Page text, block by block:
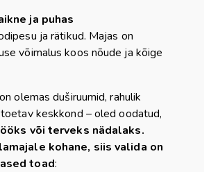
ja puhas
ja rätikud. Majas on
võimalus koos nõude ja kõige
olemas duširuumid, rahulik
keskkond – oled oodatud,
või terveks nädalaks.
kohane, siis valida on
toad: